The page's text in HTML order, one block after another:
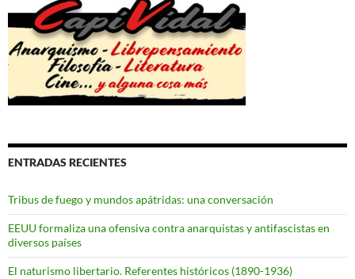
ENTRADAS RECIENTES
Tribus de fuego y mundos apátridas: una conversación
EEUU formaliza una ofensiva contra anarquistas y antifascistas en
diversos países
El naturismo libertario. Referentes históricos (1890-1936)